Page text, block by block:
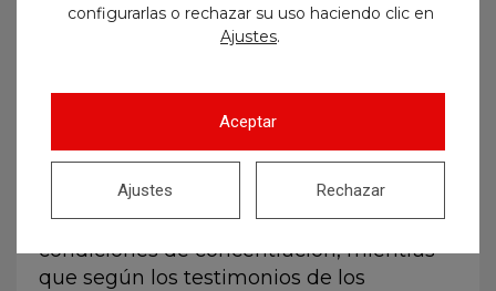
prohibición de anotaciones por la propia
aspirante en la norma.
el tiempo del ejercicio
no se detuvo en ningún momento
manera que a los aspirantes se les privó
de tener el tiempo real y efectivo de
realización del ejercicio en unas mínimas
condiciones de concentración, mientras
que según los testimonios de los
configurarlas o rechazar su uso haciendo clic en
Ajustes.
Aceptar
Rechazar
Ajustes